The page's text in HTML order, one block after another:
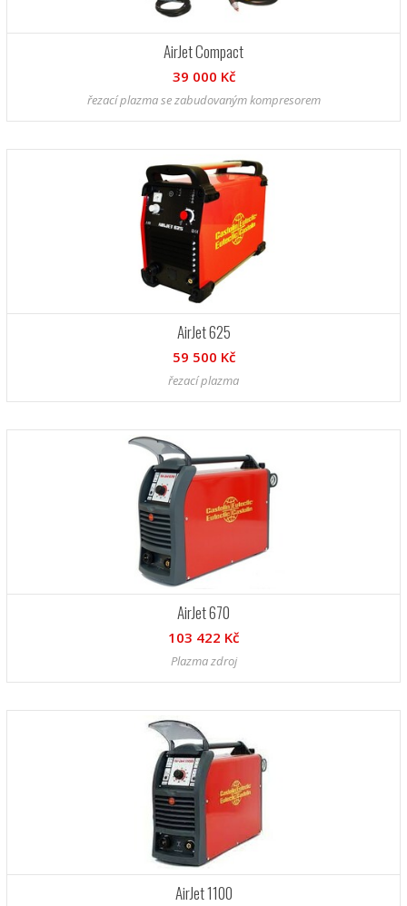
AirJet Compact
39 000 Kč
řezací plazma se zabudovaným kompresorem
AirJet 625
59 500 Kč
řezací plazma
AirJet 670
103 422 Kč
Plazma zdroj
AirJet 1100